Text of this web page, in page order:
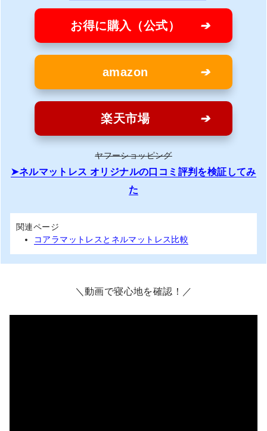
お得に購入（公式）
amazon
楽天市場
ヤフーショッピング
ネルマットレス オリジナルの口コミ評判を検証してみ
た
関連ページ
コアラマットレスとネルマットレス比較
＼動画で寝心地を確認！／